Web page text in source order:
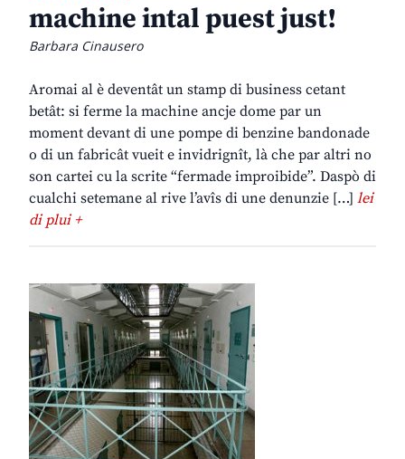
machine intal puest just!
Barbara Cinausero
Aromai al è deventât un stamp di business cetant
betât: si ferme la machine ancje dome par un
moment devant di une pompe di benzine bandonade
o di un fabricât vueit e invidrignît, là che par altri no
son cartei cu la scrite “fermade improibide”. Daspò di
cualchi setemane al rive l’avîs di une denunzie […] lei
di plui +